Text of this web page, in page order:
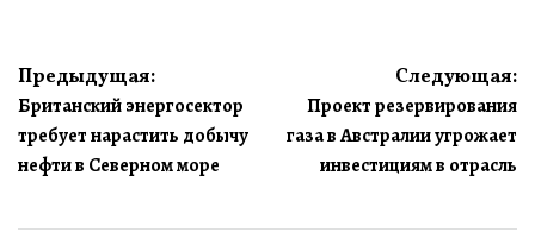
Навигация
по
записям
Предыдущая:
Британский энергосектор
требует нарастить добычу
нефти в Северном море
Следующая:
Проект резервирования
газа в Австралии угрожает
инвестициям в отрасль